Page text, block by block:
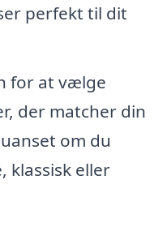
perfekt til dit
for at vælge
der matcher din
om du
klassisk eller